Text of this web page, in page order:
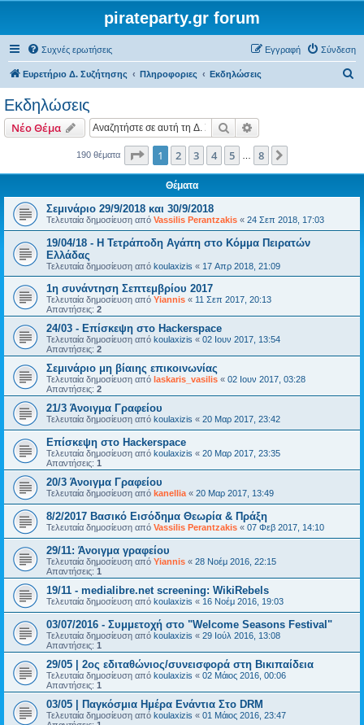
pirateparty.gr forum
Συχνές ερωτήσεις Σύνδεση
Εγγραφή
Ευρετήριο Δ. Συζήτησης Πληροφοριες Εκδηλώσεις
η
Εκδηλώσεις
Νέο Θέμα Αναζήτηση
190 θέματα Σελίδα από8
1 2 3 4 5 8
Θέματα
Σεμινάριο 29/9/2018 και 30/9/2018
Τελευταία δημοσίευση από Vassilis Perantzakis « 24 Σεπ 2018, 17:03
19/04/18 - Η Τετράποδη Αγάπη στο Κόμμα Πειρατών
Ελλάδας
Τελευταία δημοσίευση από koulaxizis « 17 Απρ 2018, 21:09
1η συνάντηση Σεπτεμβρίου 2017
Τελευταία δημοσίευση από Yiannis « 11 Σεπ 2017, 20:13
Απαντήσεις: 2
24/03 - Επίσκεψη στο Hackerspace
Τελευταία δημοσίευση από koulaxizis « 02 Ιουν 2017, 13:54
Απαντήσεις: 2
Σεμινάριο μη βίαιης επικοινωνίας
Τελευταία δημοσίευση από laskaris_vasilis « 02 Ιουν 2017, 03:28
Απαντήσεις: 2
21/3 Άνοιγμα Γραφείου
Τελευταία δημοσίευση από koulaxizis « 20 Μαρ 2017, 23:42
Επίσκεψη στο Hackerspace
Τελευταία δημοσίευση από koulaxizis « 20 Μαρ 2017, 23:35
Απαντήσεις: 1
20/3 Άνοιγμα Γραφείου
Τελευταία δημοσίευση από kanellia « 20 Μαρ 2017, 13:49
8/2/2017 Βασικό Εισόδημα Θεωρία & Πράξη
Τελευταία δημοσίευση από Vassilis Perantzakis « 07 Φεβ 2017, 14:10
29/11: Άνοιγμα γραφείου
Τελευταία δημοσίευση από Yiannis « 28 Νοέμ 2016, 22:15
Απαντήσεις: 1
19/11 - medialibre.net screening: WikiRebels
Τελευταία δημοσίευση από koulaxizis « 16 Νοέμ 2016, 19:03
03/07/2016 - Συμμετοχή στο "Welcome Seasons Festival"
Τελευταία δημοσίευση από koulaxizis « 29 Ιούλ 2016, 13:08
Απαντήσεις: 1
29/05 | 2ος εδιταθώνιος/συνεισφορά στη Βικιπαίδεια
Τελευταία δημοσίευση από koulaxizis « 02 Μάιος 2016, 00:06
Απαντήσεις: 1
03/05 | Παγκόσμια Ημέρα Ενάντια Στο DRM
Τελευταία δημοσίευση από koulaxizis « 01 Μάιος 2016, 23:47